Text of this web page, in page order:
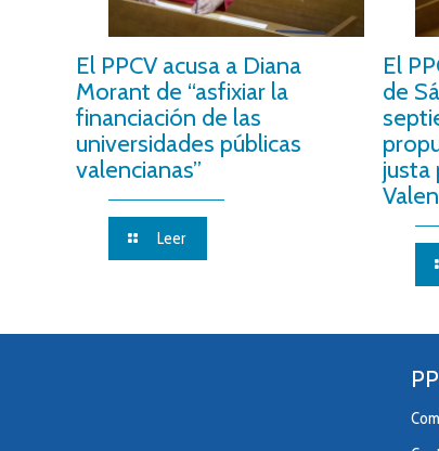
El PPCV acusa a Diana
Morant de “asfixiar la
financiación de las
universidades públicas
valencianas”
Leer
El
de
justa